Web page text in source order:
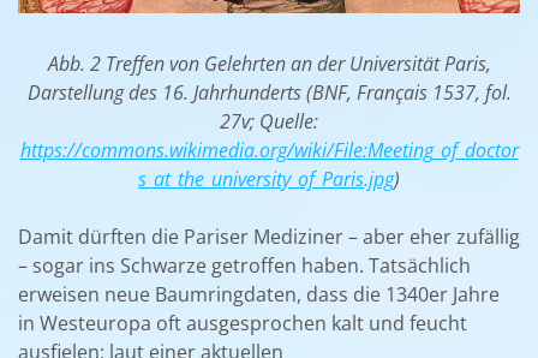
Abb. 2 Treffen von Gelehrten an der Universität Paris,
Darstellung des 16. Jahrhunderts (BNF, Français 1537, fol.
27v; Quelle:
https://commons.wikimedia.org/wiki/File:Meeting_of_doctor
s_at_the_university_of_Paris.jpg)
Damit dürften die Pariser Mediziner – aber eher zufällig
– sogar ins Schwarze getroffen haben. Tatsächlich
erweisen neue Baumringdaten, dass die 1340er Jahre
in Westeuropa oft ausgesprochen kalt und feucht
ausfielen; laut einer aktuellen